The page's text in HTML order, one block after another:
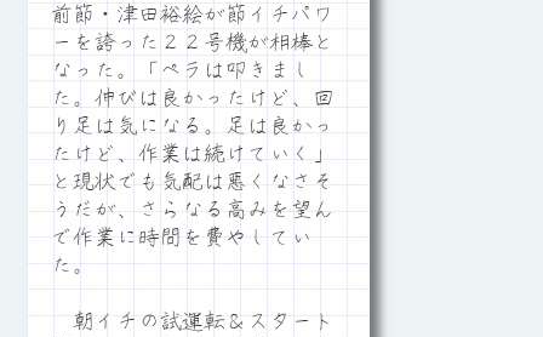
前節・津田裕絵が節イチパワ
ーを誇った２２号機が相棒と
なった。「ペラは叩きまし
た。伸びは良かったけど、回
り足は気になる。足は良かっ
たけど、作業は続けていく」
と現状でも気配は悪くなさそ
うだが、さらなる高みを望ん
で作業に時間を費やしてい
た。
朝イチの試運転＆スタート